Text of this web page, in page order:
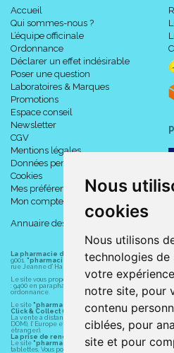
Nous
cookies
Nous utilisons
technologies de
votre
notre site, pour
contenu
ciblées, pour
site et pour
Accueil
Qui sommes-nous ?
L’équipe officinale
Ordonnance
Déclarer un effet indésirable
Poser une question
Laboratoires & Marques
Promotions
Espace conseil
Newsletter
CGV
Mentions légales
Données personnelles
Cookies
Mes préférences Cookies
Mon compte
Annuaire des pharmacies
La pharmacie du centre à Albert (80300) est une
9001. "pharmacie-du-centre-albert.fr "est le site
rue Jeanne d' Harcourt, 80300 Albert.
Le site vous propose un large choix de plus de
: 9400 en parapharmacie, animaux, orthopédie,
ordonnance.
Le site "pharmacie-du-centre-albert.fr" vous
Click & Collect (retrait gratuit dans la
La vente à distance chez vous et/ou chez un
DOM), l' Europe et le monde entier (livraison assuré
étranger).
La prise de rendez-vous.
Le site "pharmacie-du-centre-albert.fr"est
tablettes. Vous pouvez télécharger gratuitement l'